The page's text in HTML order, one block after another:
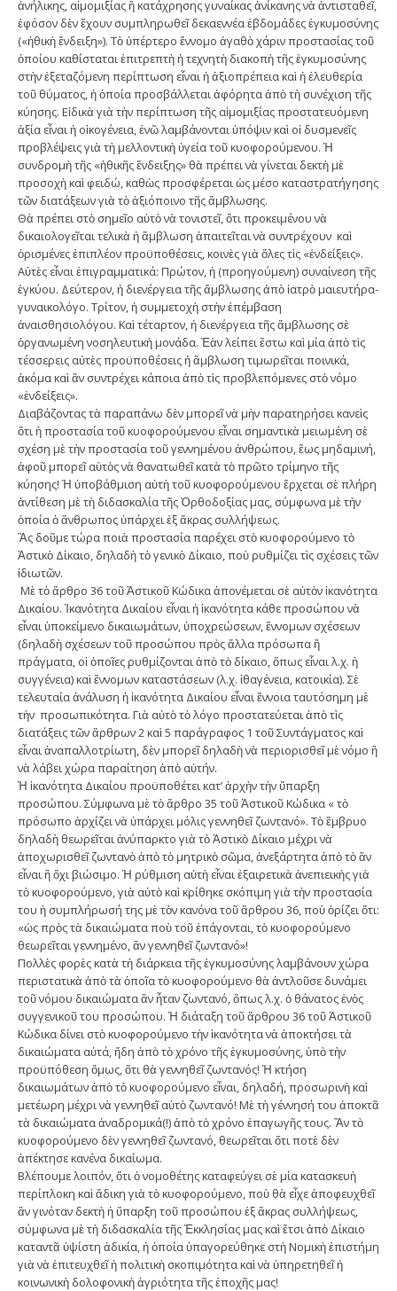
ἀνήλικης, αἱµοµιξίας ἢ κατάχρησης γυναίκας ἀνίκανης νὰ ἀντισταθεῖ,
ἐφόσον δὲν ἔχουν συµπληρωθεῖ δεκαεννέα ἑβδοµάδες ἐγκυµοσύνης
(«ἠθικὴ ἔνδειξη»). Τὸ ὑπέρτερο ἔννοµο ἀγαθὸ χάριν προστασίας τοῦ
ὁποίου καθίσταται ἐπιτρεπτὴ ἡ τεχνητὴ διακοπὴ τῆς ἐγκυµοσύνης
στὴν ἐξεταζόµενη περίπτωση εἶναι ἡ ἀξιοπρέπεια καὶ ἡ ἐλευθερία
τοῦ θύµατος, ἡ ὁποία προσβάλλεται ἀφόρητα ἀπὸ τὴ συνέχιση τῆς
κύησης. Εἰδικὰ γιὰ τὴν περίπτωση τῆς αἱµοµιξίας προστατευόµενη
ἀξία εἶναι ἡ οἰκογένεια, ἐνῶ λαµβάνονται ὑπόψιν καὶ οἱ δυσµενεῖς
προβλέψεις γιὰ τὴ µελλοντικὴ ὑγεία τοῦ κυοφορούµενου. Ἡ
συνδροµὴ τῆς «ἠθικῆς ἔνδειξης» θὰ πρέπει νὰ γίνεται δεκτὴ µὲ
προσοχὴ καὶ φειδώ, καθὼς προσφέρεται ὡς µέσο καταστρατήγησης
τῶν διατάξεων γιὰ τὸ ἀξιόποινο τῆς ἄµβλωσης.
Θὰ πρέπει στὸ σηµεῖο αὐτὸ νὰ τονιστεῖ, ὅτι προκειµένου νὰ
δικαιολογεῖται τελικὰ ἡ ἄµβλωση ἀπαιτεῖται νὰ συντρέχουν καὶ
ὁρισµένες ἐπιπλέον προϋποθέσεις, κοινὲς γιὰ ὅλες τὶς «ἐνδείξεις».
Αὐτὲς εἶναι ἐπιγραµµατικά: Πρώτον, ἡ (προηγούµενη) συναίνεση τῆς
ἐγκύου. Δεύτερον, ἡ διενέργεια τῆς ἄµβλωσης ἀπὸ ἰατρὸ µαιευτήρα-
γυναικολόγο. Τρίτον, ἡ συµµετοχὴ στὴν ἐπέµβαση
ἀναισθησιολόγου. Καὶ τέταρτον, ἡ διενέργεια τῆς ἄµβλωσης σὲ
ὀργανωµένη νοσηλευτικὴ µονάδα. Ἐὰν λείπει ἔστω καὶ µία ἀπὸ τὶς
τέσσερεις αὐτὲς προϋποθέσεις ἡ ἄµβλωση τιµωρεῖται ποινικά,
ἀκόµα καὶ ἂν συντρέχει κάποια ἀπὸ τὶς προβλεπόµενες στὸ νόµο
«ἐνδείξεις».
Διαβάζοντας τὰ παραπάνω δὲν µπορεῖ νὰ µὴν παρατηρήσει κανεὶς
ὅτι ἡ προστασία τοῦ κυοφορούµενου εἶναι σηµαντικὰ µειωµένη σὲ
σχέση µὲ τὴν προστασία τοῦ γεννηµένου ἀνθρώπου, ἕως µηδαµινή,
ἀφοῦ µπορεῖ αὐτὸς νὰ θανατωθεῖ κατὰ τὸ πρῶτο τρίµηνο τῆς
κύησης! Ἡ ὑποβάθµιση αὐτὴ τοῦ κυοφορούµενου ἔρχεται σὲ πλήρη
ἀντίθεση µὲ τὴ διδασκαλία τῆς Ὀρθοδοξίας µας, σύµφωνα µὲ τὴν
ὁποία ὁ ἄνθρωπος ὑπάρχει ἐξ ἄκρας συλλήψεως.
Ἂς δοῦµε τώρα ποιὰ προστασία παρέχει στὸ κυοφορούµενο τὸ
Ἀστικὸ Δίκαιο, δηλαδὴ τὸ γενικὸ Δίκαιο, ποὺ ρυθµίζει τὶς σχέσεις τῶν
ἰδιωτῶν.
Μὲ τὸ ἄρθρο 36 τοῦ Ἀστικοῦ Κώδικα ἀπονέµεται σὲ αὐτὸν ἱκανότητα
Δικαίου. Ἱκανότητα Δικαίου εἶναι ἡ ἱκανότητα κάθε προσώπου νὰ
εἶναι ὑποκείµενο δικαιωµάτων, ὑποχρεώσεων, ἔννοµων σχέσεων
(δηλαδὴ σχέσεων τοῦ προσώπου πρὸς ἄλλα πρόσωπα ἢ
πράγµατα, οἱ ὁποῖες ρυθµίζονται ἀπὸ τὸ δίκαιο, ὅπως εἶναι λ.χ. ἡ
συγγένεια) καὶ ἔννοµων καταστάσεων (λ.χ. ἰθαγένεια, κατοικία). Σὲ
τελευταία ἀνάλυση ἡ ἱκανότητα Δικαίου εἶναι ἔννοια ταυτόσηµη µὲ
τὴν προσωπικότητα. Γιὰ αὐτὸ τὸ λόγο προστατεύεται ἀπὸ τὶς
διατάξεις τῶν ἄρθρων 2 καὶ 5 παράγραφος 1 τοῦ Συντάγµατος καὶ
εἶναι ἀναπαλλοτρίωτη, δὲν µπορεῖ δηλαδὴ νὰ περιορισθεῖ µὲ νόµο ἢ
νὰ λάβει χώρα παραίτηση ἀπὸ αὐτήν.
Ἡ ἱκανότητα Δικαίου προϋποθέτει κατ’ ἀρχὴν τὴν ὕπαρξη
προσώπου. Σύµφωνα µὲ τὸ ἄρθρο 35 τοῦ Ἀστικοῦ Κώδικα « τὸ
πρόσωπο ἀρχίζει νὰ ὑπάρχει µόλις γεννηθεῖ ζωντανό». Τὸ ἔµβρυο
δηλαδὴ θεωρεῖται ἀνύπαρκτο γιὰ τὸ Ἀστικὸ Δίκαιο µέχρι νὰ
ἀποχωρισθεῖ ζωντανὸ ἀπὸ τὸ µητρικὸ σῶµα, ἀνεξάρτητα ἀπὸ τὸ ἂν
εἶναι ἢ ὄχι βιώσιµο. Ἡ ρύθµιση αὐτὴ εἶναι ἐξαιρετικὰ ἀνεπιεικὴς γιὰ
τὸ κυοφορούµενο, γιὰ αὐτὸ καὶ κρίθηκε σκόπιµη γιὰ τὴν προστασία
του ἡ συµπλήρωσή της µὲ τὸν κανόνα τοῦ ἄρθρου 36, ποὺ ὁρίζει ὅτι:
«ὡς πρὸς τὰ δικαιώµατα ποὺ τοῦ ἐπάγονται, τὸ κυοφορούµενο
θεωρεῖται γεννηµένο, ἂν γεννηθεῖ ζωντανό»!
Πολλὲς φορὲς κατὰ τὴ διάρκεια τῆς ἐγκυµοσύνης λαµβάνουν χώρα
περιστατικὰ ἀπὸ τὰ ὁποῖα τὸ κυοφορούµενο θὰ ἀντλοῦσε δυνάµει
τοῦ νόµου δικαιώµατα ἂν ἦταν ζωντανό, ὅπως λ.χ. ὁ θάνατος ἑνὸς
συγγενικοῦ του προσώπου. Ἡ διάταξη τοῦ ἄρθρου 36 τοῦ Ἀστικοῦ
Κώδικα δίνει στὸ κυοφορούµενο τὴν ἱκανότητα νὰ ἀποκτήσει τὰ
δικαιώµατα αὐτά, ἤδη ἀπὸ τὸ χρόνο τῆς ἐγκυµοσύνης, ὑπὸ τὴν
προϋπόθεση ὅµως, ὅτι θὰ γεννηθεῖ ζωντανός! Ἡ κτήση
δικαιωµάτων ἀπὸ τὸ κυοφορούµενο εἶναι, δηλαδή, προσωρινὴ καὶ
µετέωρη µέχρι νὰ γεννηθεῖ αὐτὸ ζωντανό! Μὲ τὴ γέννησή του ἀποκτᾶ
τὰ δικαιώµατα ἀναδροµικά(!) ἀπὸ τὸ χρόνο ἐπαγωγῆς τους. Ἂν τὸ
κυοφορούµενο δὲν γεννηθεῖ ζωντανό, θεωρεῖται ὅτι ποτὲ δὲν
ἀπέκτησε κανένα δικαίωµα.
Βλέπουµε λοιπόν, ὅτι ὁ νοµοθέτης καταφεύγει σὲ µία κατασκευὴ
περίπλοκη καὶ ἄδικη γιὰ τὸ κυοφορούµενο, ποὺ θὰ εἶχε ἀποφευχθεῖ
ἂν γινόταν δεκτὴ ἡ ὕπαρξη τοῦ προσώπου ἐξ ἄκρας συλλήψεως,
σύµφωνα µὲ τὴ διδασκαλία τῆς Ἐκκλησίας µας καὶ ἔτσι ἀπὸ Δίκαιο
καταντᾶ ὑψίστη ἀδικία, ἡ ὁποία ὑπαγορεύθηκε στὴ Νοµικὴ ἐπιστήµη
γιὰ νὰ ἐπιτευχθεῖ ἡ πολιτικὴ σκοπιµότητα καὶ νὰ ὑπηρετηθεῖ ἡ
κοινωνικὴ δολοφονικὴ ἀγριότητα τῆς ἐποχῆς µας!